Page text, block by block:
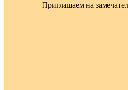
Приглашаем на